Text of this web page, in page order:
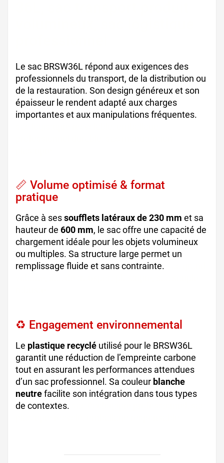
Le sac BRSW36L répond aux exigences des
professionnels du transport, de la distribution ou
de la restauration. Son design généreux et son
épaisseur le rendent adapté aux charges
importantes et aux manipulations fréquentes.
📏 Volume optimisé & format
pratique
Grâce à sessoufflets latéraux de 230 mm et sa
hauteur de 600 mm, le sac offre une capacité de
chargement idéale pour les objets volumineux
ou multiples. Sa structure large permet un
remplissage fluide et sans contrainte.
♻️ Engagement environnemental
Le plastique recyclé utilisé pour le BRSW36L
garantit une réduction de l’empreinte carbone
tout en assurant les performances attendues
d’un sac professionnel. Sa couleur blanche
neutrefacilite son intégration dans tous types
de contextes.